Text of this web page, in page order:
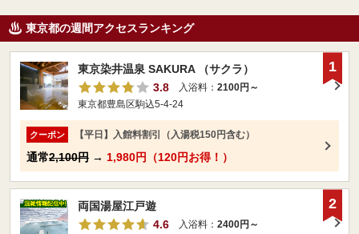
東京都の週間アクセスランキング
東京染井温泉 SAKURA （サクラ）
3.8
入浴料： 2100円～
東京都豊島区駒込5-4-24
クーポン 【平日】入館料割引（入湯税150円含む）
通常2,100円 → 1,980円（120円お得！）
1
両国湯屋江戸遊
4.6
入浴料： 2400円～
2